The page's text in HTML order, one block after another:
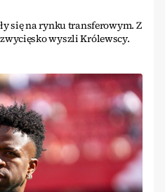
się na rynku transferowym. Z
wyszli Królewscy.